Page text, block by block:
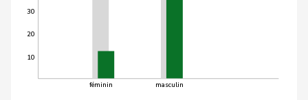
10
20
30
féminin masculin